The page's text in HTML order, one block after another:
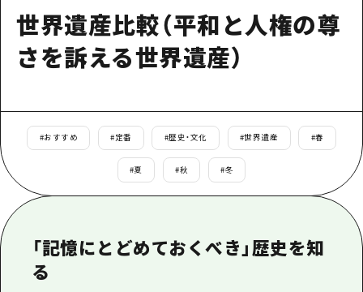
サイクリング
ショッピング
スポーツ
ナイトライフ
世界遺産
学び・体験
歴史・文化
広島市周辺
安芸
備北
芸北
宮島周辺
弾丸
備後
備北
宮島周辺
山口県東部
愛媛県
お役立ち情報
アクセス
二次交通まとめ
施設の混雑状況のお知らせ
手荷物預かり・配送サービス
新着情報
お問い合わせ
世界遺産比較（平和と人権の尊
さを訴える世界遺産）
#おすすめ #定番 #歴史・文化 #世界遺産 #春
#夏 #秋 #冬
「記憶にとどめておくべき」歴史を知
る